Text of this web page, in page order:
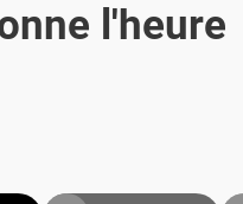
l'heure